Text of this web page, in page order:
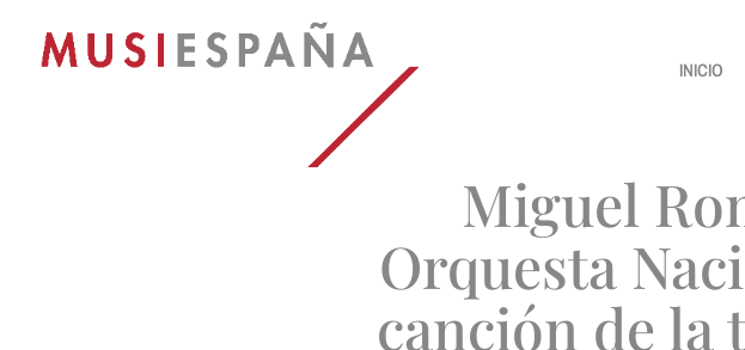
INICIO
Miguel
Orquesta
canción de la